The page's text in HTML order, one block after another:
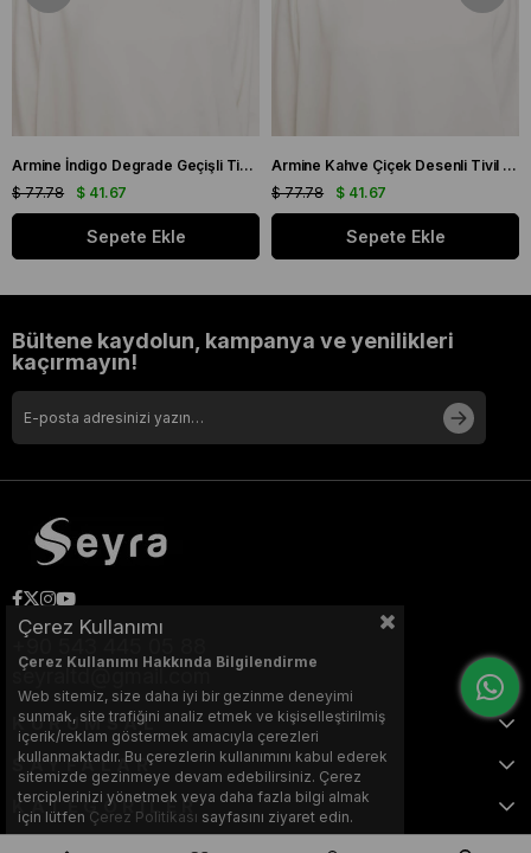
Armine İndigo Degrade Geçişli Tivil İpek Eşarp 9051 - 11
$ 41.67
$ 77.78
Sepete Ekle
Armine Kahve Çiçek Desenli Tivil İpek Eşarp 9048 - 53
$ 41.67
$ 77.78
Sepete Ekle
Bültene kaydolun, kampanya ve yenilikleri
kaçırmayın!
seyraltd@gmail.com
KURUMSAL
SAYFALAR
KATEGORİLER
Çerez Kullanımı
Çerez Kullanımı Hakkında Bilgilendirme
Web sitemiz, size daha iyi bir gezinme deneyimi
sunmak, site trafiğini analiz etmek ve kişiselleştirilmiş
içerik/reklam göstermek amacıyla çerezleri
kullanmaktadır. Bu çerezlerin kullanımını kabul ederek
sitemizde gezinmeye devam edebilirsiniz. Çerez
terciplerinizi yönetmek veya daha fazla bilgi almak
için lütfen Çerez Politikası sayfasını ziyaret edin.